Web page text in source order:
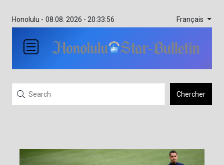
Honolulu - 08.08. 2026 - 20:33:56 Français
Chercher